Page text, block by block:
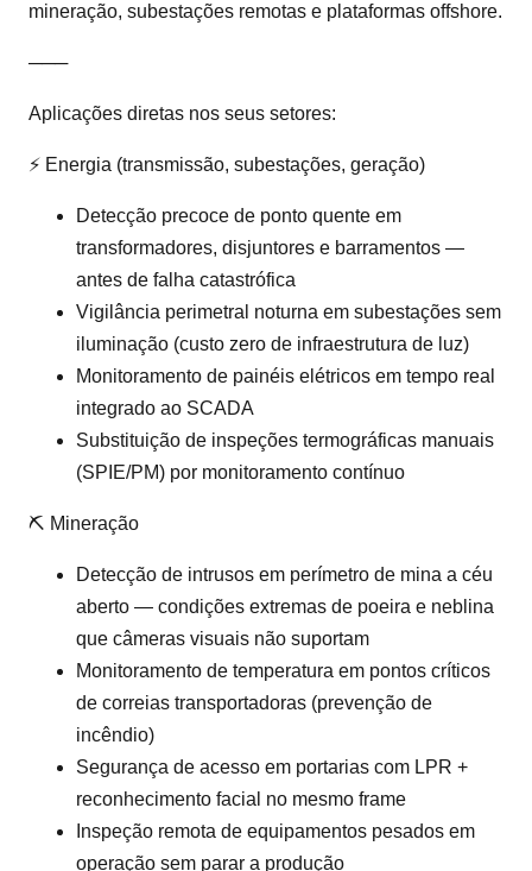
mineração, subestações remotas e plataformas offshore.
───
Aplicações diretas nos seus setores:
⚡ Energia (transmissão, subestações, geração)
Detecção precoce de ponto quente em
transformadores, disjuntores e barramentos —
antes de falha catastrófica
Vigilância perimetral noturna em subestações sem
iluminação (custo zero de infraestrutura de luz)
Monitoramento de painéis elétricos em tempo real
integrado ao SCADA
Substituição de inspeções termográficas manuais
(SPIE/PM) por monitoramento contínuo
⛏️ Mineração
Detecção de intrusos em perímetro de mina a céu
aberto — condições extremas de poeira e neblina
que câmeras visuais não suportam
Monitoramento de temperatura em pontos críticos
de correias transportadoras (prevenção de
incêndio)
Segurança de acesso em portarias com LPR +
reconhecimento facial no mesmo frame
Inspeção remota de equipamentos pesados em
operação sem parar a produção